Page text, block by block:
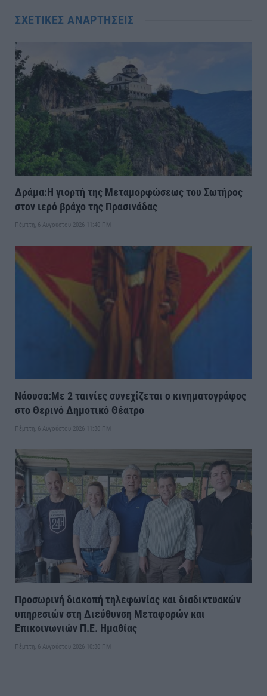
ΣΧΕΤΙΚΈΣ ΑΝΑΡΤΉΣΕΙΣ
Δράμα:Η γιορτή της Μεταμορφώσεως του Σωτήρος
στον ιερό βράχο της Πρασινάδας
Πέμπτη, 6 Αυγούστου 2026 11:40 ΠΜ
Νάουσα:Με 2 ταινίες συνεχίζεται ο κινηματογράφος
στο Θερινό Δημοτικό Θέατρο
Πέμπτη, 6 Αυγούστου 2026 11:30 ΠΜ
Προσωρινή διακοπή τηλεφωνίας και διαδικτυακών
υπηρεσιών στη Διεύθυνση Μεταφορών και
Επικοινωνιών Π.Ε. Ημαθίας
Πέμπτη, 6 Αυγούστου 2026 10:30 ΠΜ